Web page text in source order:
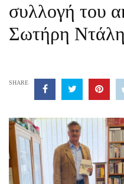
συλλογή του
Σωτήρη Ντάλη
SHARE